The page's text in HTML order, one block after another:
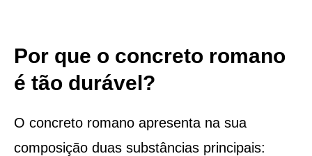
Por que o concreto romano
é tão durável?
O concreto romano apresenta na sua
composição duas substâncias principais: